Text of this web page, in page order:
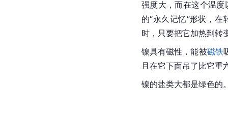
强度大，而在这个温
的“永久记忆“形状，
时，只要把它加热到转
镍具有磁性，能被磁铁
且在它下面吊了比它重
镍的盐类大都是绿色的